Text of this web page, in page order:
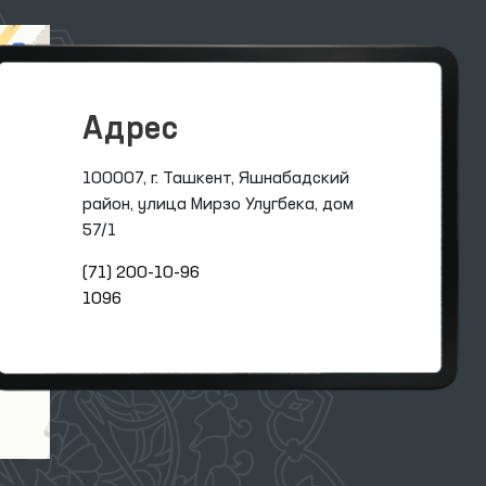
Адрес
100007, г. Ташкент, Яшнабадский
район, улица Мирзо Улугбека, дом
57/1
(71) 200-10-96
1096